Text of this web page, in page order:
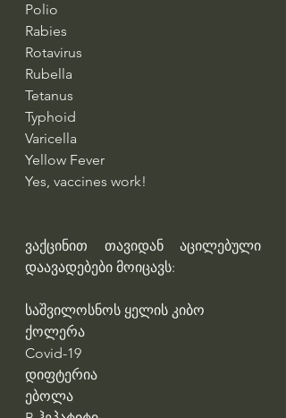
Polio
Rabies
Rotavirus
Rubella
Tetanus
Typhoid
Varicella
Yellow Fever
Yes, vaccines work!
ვაქცინით თავიდან აცილებული
დაავადებები მოიცავს:
საშვილოსნოს ყელის კიბო
ქოლერა
Covid-19
დიფტერია
ებოლა